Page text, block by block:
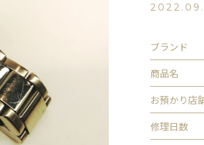
ブランド
商品名
お預かり店
修理日数